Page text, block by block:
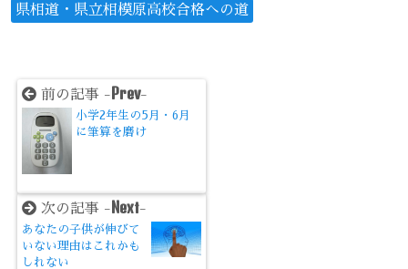
県相道・県立相模原高校合格への道
前の記事 - Prev-
小学2年生の5月・6月
に筆算を磨け
次の記事 - Next-
あなたの子供が伸びて
いない理由はこれかも
しれない